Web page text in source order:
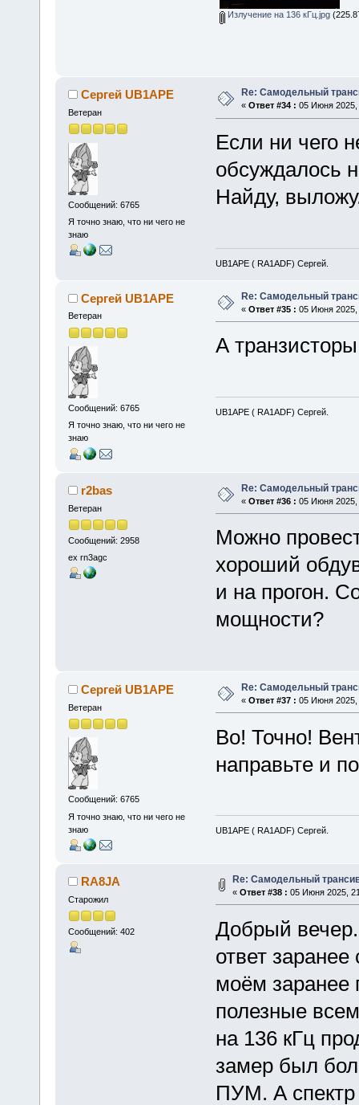
Излучение на 136 кГц.jpg
Сергей UB1APE
Ветеран
Сообщений: 6765
Я точно знаю, что ни чего не
знаю
Re: Самодельный
« Ответ #34 : 05 Июня 2025,
Если ни чего
обсуждалось
Найду,
UB1APE ( RA1ADF) Сергей.
Сергей UB1APE
Ветеран
Сообщений: 6765
Я точно знаю, что ни чего не
знаю
Re: Самодельный
« Ответ #35 : 05 Июня 2025,
А
UB1APE ( RA1ADF) Сергей.
r2bas
Ветеран
Сообщений: 2958
ex rn3agc
Re: Самодельный
« Ответ #36 : 05 Июня 2025,
Можно
хороший
и на прогон.
мощности?
Сергей UB1APE
Ветеран
Сообщений: 6765
Я точно знаю, что ни чего не
знаю
Re: Самодельный
« Ответ #37 : 05 Июня 2025,
Во! Точно!
направьте и
UB1APE ( RA1ADF) Сергей.
RA8JA
Старожил
Сообщений: 402
Re: Самодельный
« Ответ #38 : 05 Июня 2025,
Добрый вечер.
ответ
моём заранее
полезные
на 136 кГц
замер был
ПУМ. А спектр